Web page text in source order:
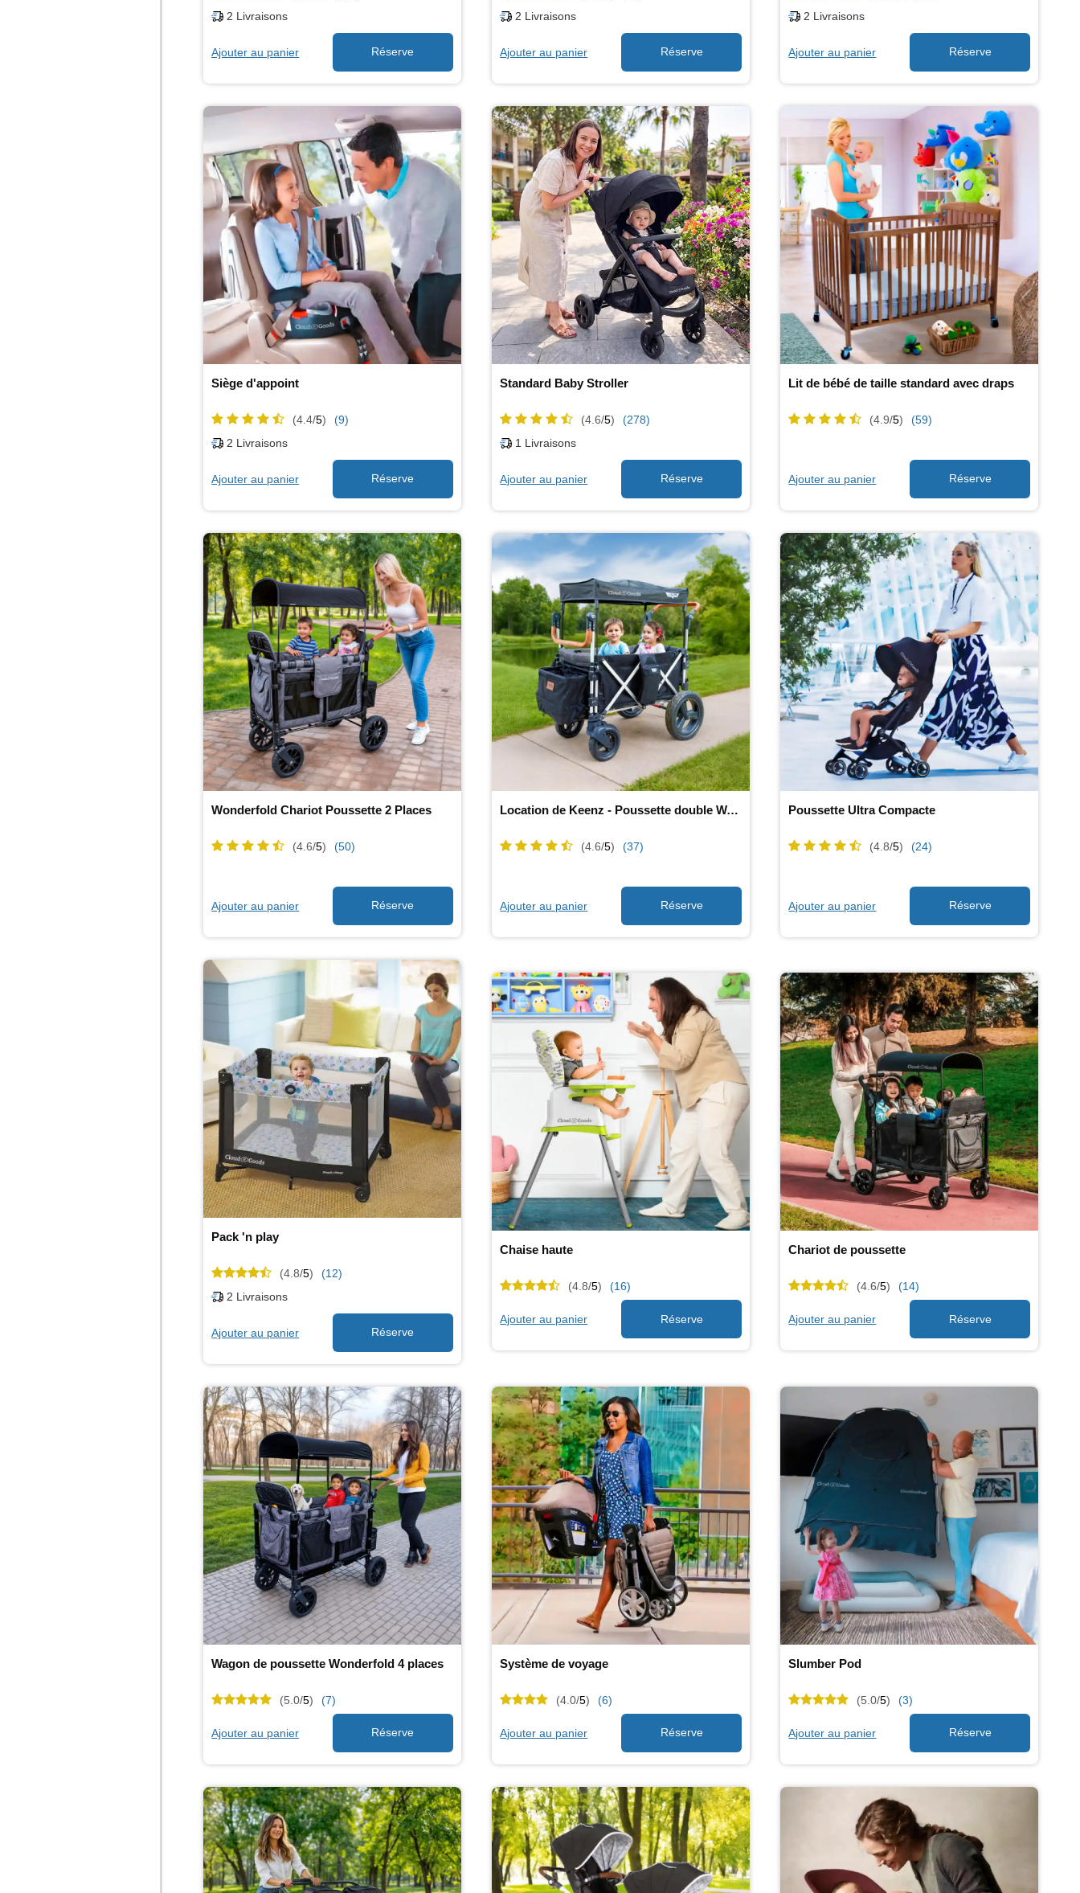
2 Livraisons
Ajouter au panier
2 Livraisons
Ajouter au panier
2 Livraisons
Ajouter au panier
Siège d'appoint
(4.4/5)
(9)
2 Livraisons
Ajouter au panier
Standard Baby Stroller
(4.6/5)
(278)
1 Livraisons
Ajouter au panier
Lit de bébé de taille standard avec draps
(4.9/5) (59)
Ajouter au panier
Wonderfold Chariot Poussette 2 Places
(4.6/5) (50)
Ajouter au panier
Location de Keenz - Poussette double Wagon
(4.6/5) (37)
Ajouter au panier
Poussette Ultra Compacte
(4.8/5) (24)
Ajouter au panier
Pack 'n play
(4.8/5)
(12)
2 Livraisons
Ajouter au panier
Chaise haute
(4.8/5) (16)
Ajouter au panier
Chariot de poussette
(4.6/5) (14)
Ajouter au panier
Wagon de poussette Wonderfold 4 places
(5.0/5) (7)
Ajouter au panier
Système de voyage
(4.0/5) (6)
Ajouter au panier
Slumber Pod
(5.0/5) (3)
Ajouter au panier